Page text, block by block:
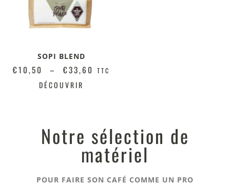
SOPI BLEND
€10,50 – €33,60 TTC
DÉCOUVRIR
Notre sélection de
matériel
POUR FAIRE SON CAFÉ COMME UN PRO